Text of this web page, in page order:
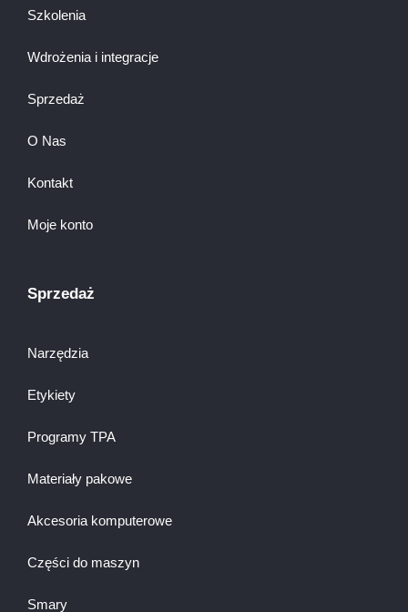
Szkolenia
Wdrożenia i integracje
Sprzedaż
O Nas
Kontakt
Moje konto
Sprzedaż
Narzędzia
Etykiety
Programy TPA
Materiały pakowe
Akcesoria komputerowe
Części do maszyn
Smary